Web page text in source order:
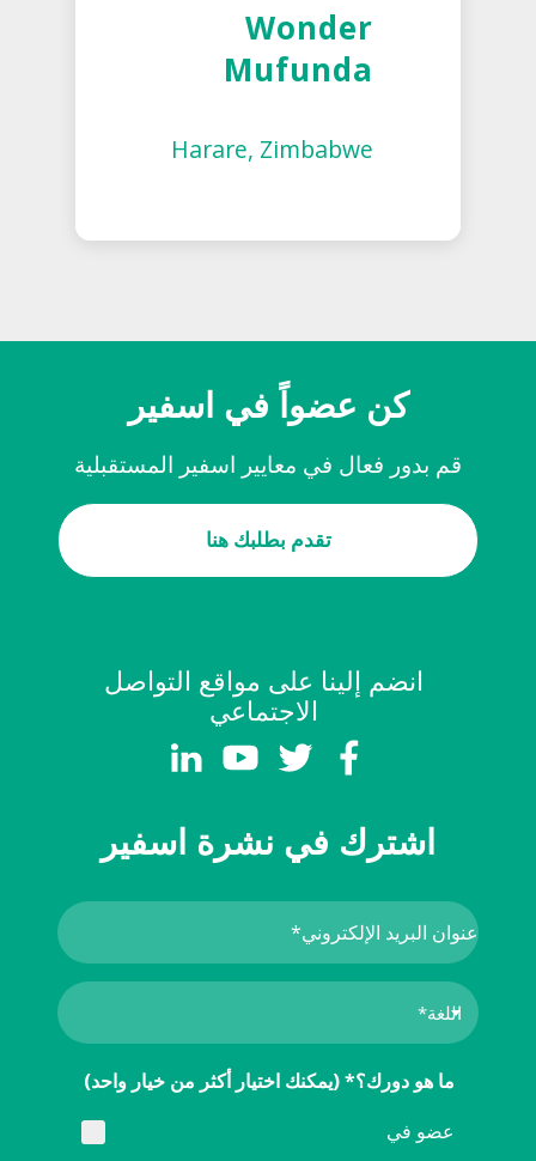
Wonder
Mufunda
Harare, Zimbabwe
كن عضواً في اسفير
قم بدور فعال في معايير اسفير المستقبلية
تقدم بطلبك هنا
انضم إلينا على مواقع التواصل
الاجتماعي
اشترك في نشرة اسفير
ما هو دورك؟* (يمكنك اختيار أكثر من خيار واحد)
عضو في